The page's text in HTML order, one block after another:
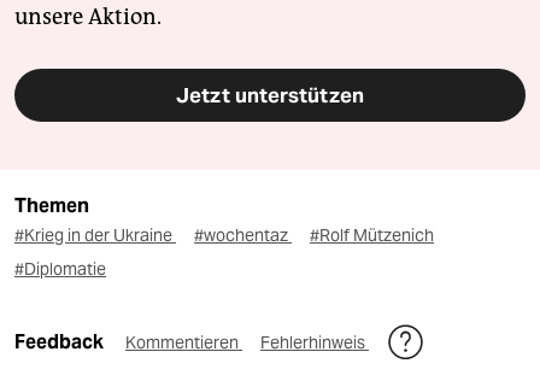
unsere Aktion.
Jetzt unterstützen
Themen
#Krieg in der Ukraine #wochentaz
#Rolf Mützenich
#Diplomatie
Feedback Kommentieren Fehlerhinweis